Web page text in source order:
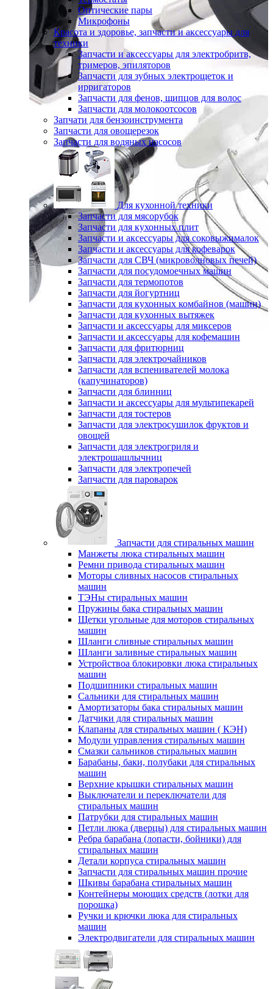
Оптические пары
Микрофоны
Красота и здоровье, запчасти и аксессуары для
техники
Запчасти и аксессуары для электробритв,
тримеров, эпиляторов
Запчасти для зубных электрощеток и
ирригаторов
Запчасти для фенов, щипцов для волос
Запчасти для молокоотсосов
Запчати для бензоинструмента
Запчасти для овощерезок
Запчасти для водяных насосов
Для кухонной техники
Запчасти для мясорубок
Запчасти для кухонных плит
Запчасти и аксессуары для соковыжималок
Запчасти и аксессуары для кофеварок
Запчасти для СВЧ (микроволновых печей)
Запчасти для посудомоечных машин
Запчасти для термопотов
Запчасти для йогуртниц
Запчасти для кухонных комбайнов (машин)
Запчасти для кухонных вытяжек
Запчасти и аксессуары для миксеров
Запчасти и аксессуары для кофемашин
Запчасти для фритюрниц
Запчасти для электрочайников
Запчасти для вспенивателей молока
(капучинаторов)
Запчасти для блинниц
Запчасти и аксессуары для мультипекарей
Запчасти для тостеров
Запчасти для электросушилок фруктов и
овощей
Запчасти для электрогриля и
электрошашлычниц
Запчасти для электропечей
Запчасти для пароварок
Запчасти для стиральных машин
Манжеты люка стиральных машин
Ремни привода стиральных машин
Моторы сливных насосов стиральных
машин
ТЭНы стиральных машин
Пружины бака стиральных машин
Щетки угольные для моторов стиральных
машин
Шланги сливные стиральных машин
Шланги заливные стиральных машин
Устройствоа блокировки люка стиральных
машин
Подшипники стиральных машин
Сальники для стиральных машин
Амортизаторы бака стиральных машин
Датчики для стиральных машин
Клапаны для стиральных машин ( КЭН)
Модули управления стиральных машин
Смазки сальников стиральных машин
Барабаны, баки, полубаки для стиральных
машин
Верхние крышки стиральных машин
Выключатели и переключатели для
стиральных машин
Патрубки для стиральных машин
Петли люка (дверцы) для стиральных машин
Ребра барабана (лопасти, бойники) для
стиральных машин
Детали корпуса стиральных машин
Запчасти для стиральных машин прочие
Шкивы барабана стиральных машин
Контейнеры моющих средств (лотки для
порошка)
Ручки и крючки люка для стиральных
машин
Электродвигатели для стиральных машин